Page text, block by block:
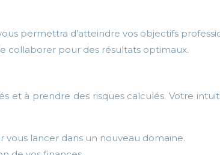
permettra d’atteindre vos objectifs
collaborer pour des résultats optimaux.
et à prendre des risques calculés. Votre
lancer dans un nouveau domaine.